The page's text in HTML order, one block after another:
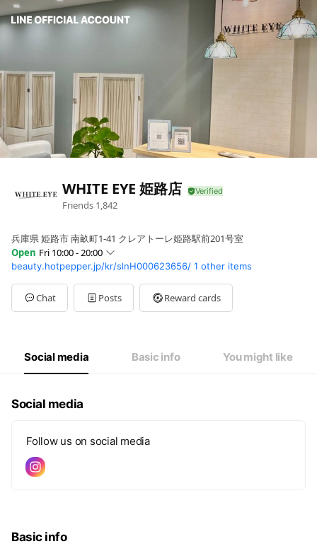
WHITE EYE 姫路店
Friends 1,842
兵庫県 姫路市 南畝町1-41 クレアトーレ姫路駅前201号室
Open Fri 10:00 - 20:00
Sun10:00 - 20:00
Mon10:00 - 20:00
Tue10:00 - 20:00
Wed10:00 - 20:00
10:00 - 20:00
不定休
beauty.hotpepper.jp/kr/slnH000623656/ 1 other items
Chat Posts Reward cards
Social media Basic info You might like
Social media
Follow us on social media
Basic info